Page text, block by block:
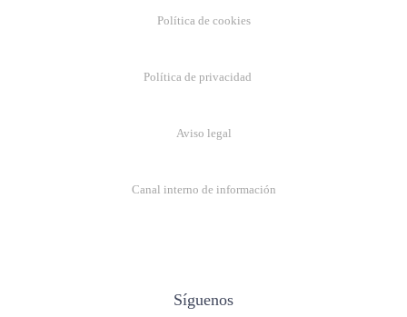
Política de cookies
Política de privacidad
Aviso legal
Canal interno de información
Síguenos